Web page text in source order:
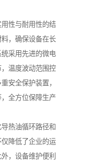
性与耐用性的结
，确保设备在长
采用先进的微电
温度波动范围控
安全保护装置，
全方位保障生产
热油循环路径和
降低了企业的运
，设备维护便利